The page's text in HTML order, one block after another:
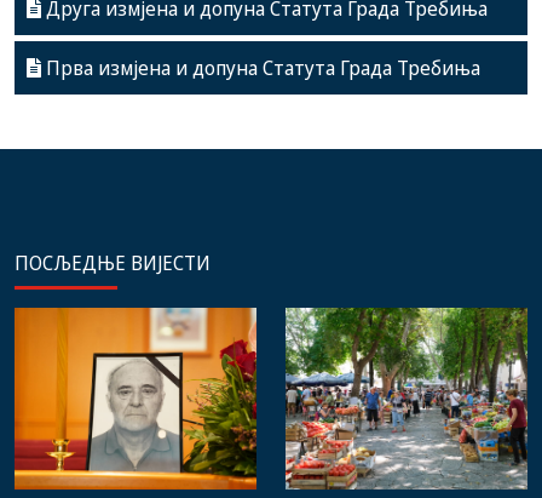
Друга измјена и допуна Статута Града Требиња
Прва измјена и допуна Статута Града Требиња
ПОСЉЕДЊЕ ВИЈЕСТИ